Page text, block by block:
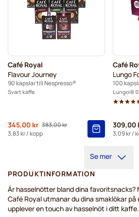
Café Royal
Flavour Journey
90 kapslar till Nespresso®
Svart kaffe
Ordinarie pris
383,00 kr
Från
345,00 kr
3,83 kr/ kopp
Café
Lungo
100
Lungo 8
309,00
3,09 kr/
Se mer
PRODUKTINFORMATION
Är hasselnötter bland dina favoritsnacks?
Café Royal utmanar du dina smaklökar
upplever en touch av hasselnöt i ditt kaffe.